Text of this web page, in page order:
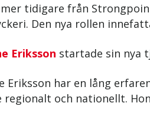
tidigare från
Den nya rollen
Eriksson startade sin nya
Eriksson har en lång
regionalt och nationellt.